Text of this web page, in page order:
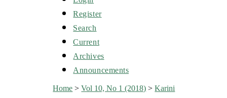
Register
Search
Current
Archives
Announcements
Home >Vol 10, No 1 (2018) >Karini